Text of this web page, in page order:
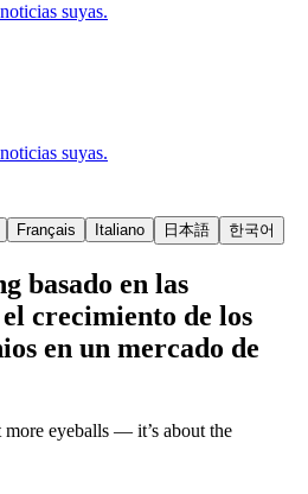
suyas.
suyas.
Français Italiano 日本語 한국어
basado en las
crecimiento de los
en un mercado de
more eyeballs — it’s about the